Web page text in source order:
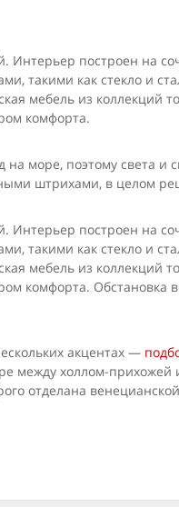
построен на
такими как стекло и
мебель из коллекций
комфорта.
море, поэтому света
штрихами, в целом
построен на
такими как стекло и
мебель из коллекций
комфорта. Обстановка
акцентах —
между холлом-
отделана